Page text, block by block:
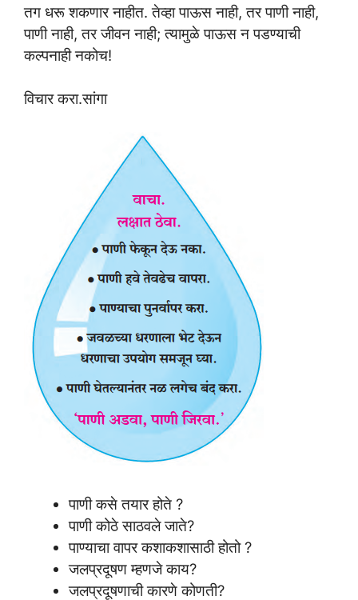
तग धरू शकणार नाहीत. तेव्हा पाऊस नाही, तर पाणी नाही,
पाणी नाही, तर जीवन नाही; त्यामुळे पाऊस न पडण्याची
कल्पनाही नकोच!
विचार करा.सांगा
पाणी कसे तयार होते ?
पाणी कोठे साठवले जाते?
पाण्याचा वापर कशाकशासाठी होतो ?
जलप्रदूषण म्हणजे काय?
जलप्रदूषणाची कारणे कोणती?